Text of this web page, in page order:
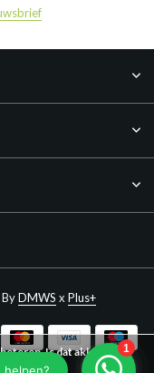
DMWS x Plus+
Is dat akkoord?